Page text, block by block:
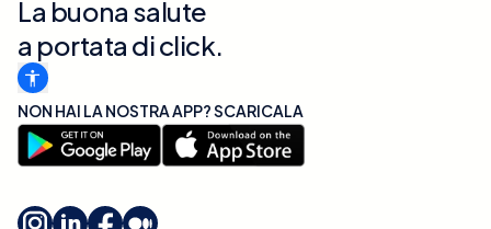
La buona salute
a portata di click.
NON HAI LA NOSTRA APP? SCARICALA